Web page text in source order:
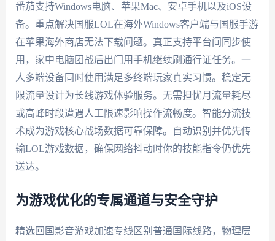
番茄支持Windows电脑、苹果Mac、安卓手机以及iOS设
备。重点解决国服LOL在海外Windows客户端与国服手游
在苹果海外商店无法下载问题。真正支持平台间同步使
用，家中电脑团战后出门用手机继续刷通行证任务。一
人多端设备同时使用满足多终端玩家真实习惯。稳定无
限流量设计为长线游戏体验服务。无需担忧月流量耗尽
或高峰时段遭遇人工限速影响操作流畅度。智能分流技
术成为游戏核心战场数据可靠保障。自动识别并优先传
输LOL游戏数据，确保网络抖动时你的技能指令仍优先
送达。
为游戏优化的专属通道与安全守护
精选回国影音游戏加速专线区别普通国际线路，物理层